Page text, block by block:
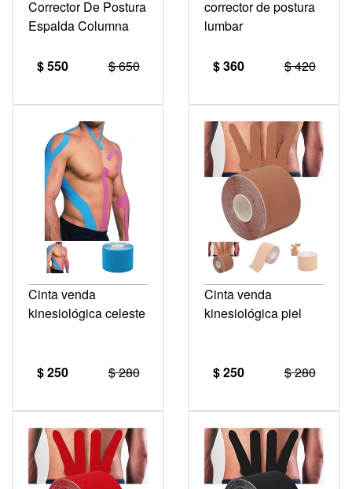
Corrector De Postura
Espalda Columna
$ 550 $ 650
corrector de postura
lumbar
$ 360 $ 420
Cinta venda
kinesiológica celeste
$ 250 $ 280
Cinta venda
kinesiológica piel
$ 250 $ 280